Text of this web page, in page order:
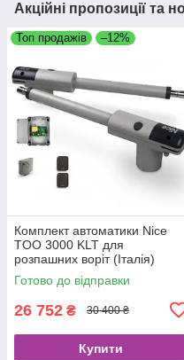
Акційні пропозиції та
Топ продажів –12%
Комплект автоматики Nice
TOO 3000 KLT для
розпашних воріт (Італія)
Готово до відправки
26 752 ₴ 30 400 ₴
Купити